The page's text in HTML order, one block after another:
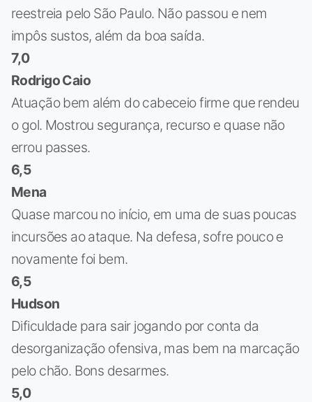
reestreia pelo São Paulo. Não passou e nem
impôs sustos, além da boa saída.
7,0
Rodrigo Caio
Atuação bem além do cabeceio firme que rendeu
o gol. Mostrou segurança, recurso e quase não
errou passes.
6,5
Mena
Quase marcou no início, em uma de suas poucas
incursões ao ataque. Na defesa, sofre pouco e
novamente foi bem.
6,5
Hudson
Dificuldade para sair jogando por conta da
desorganização ofensiva, mas bem na marcação
pelo chão. Bons desarmes.
5,0